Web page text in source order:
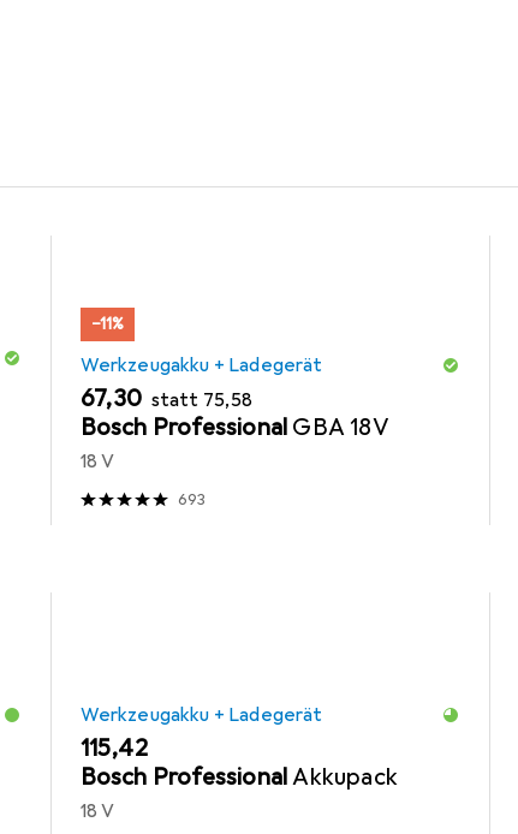
−11%
Werkzeugakku + Ladegerät
EUR
67,30 statt EUR
75,58
Bosch Professional GBA 18V
18 V
693
Werkzeugakku + Ladegerät
EUR
115,42
Bosch ProfessionalAkkupack
18 V